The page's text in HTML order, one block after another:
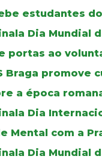
estudantes
Dia Mundial
portas ao
Braga promove
a época
Dia
Mental com a
Dia